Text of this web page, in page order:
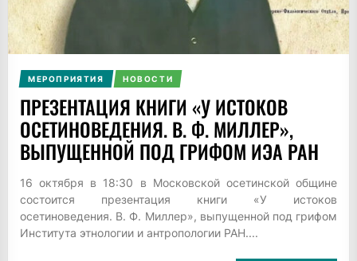
МЕРОПРИЯТИЯ НОВОСТИ
ПРЕЗЕНТАЦИЯ КНИГИ «У ИСТОКОВ
ОСЕТИНОВЕДЕНИЯ. В. Ф. МИЛЛЕР»,
ВЫПУЩЕННОЙ ПОД ГРИФОМ ИЭА РАН
16 октября в 18:30 в Московской осетинской общине
состоится презентация книги «У истоков
осетиноведения. В. Ф. Миллер», выпущенной под грифом
Института этнологии и антропологии РАН....